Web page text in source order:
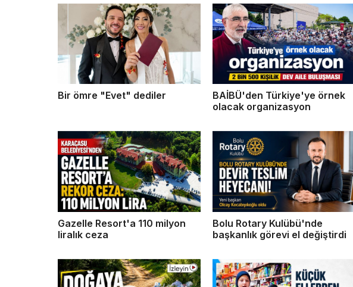
Bir ömre "Evet" dediler
BAİBÜ'den Türkiye'ye örnek
olacak organizasyon
Gazelle Resort'a 110 milyon
liralık ceza
Bolu Rotary Kulübü'nde
başkanlık görevi el değiştirdi